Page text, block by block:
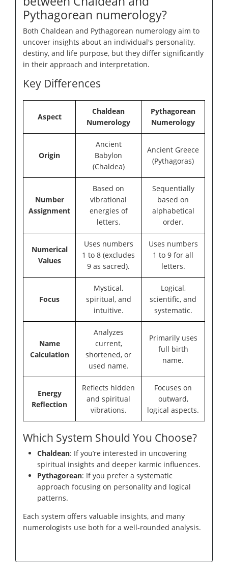
Pythagorean numerology?
Both Chaldean and Pythagorean numerology aim to
uncover insights about an individual's personality,
destiny, and life purpose, but they differ significantly
in their approach and interpretation.
Key Differences
Aspect
Chaldean
Numerology
Pythagorean
Numerology
Origin
Ancient
Babylon
(Chaldea)
Ancient Greece
(Pythagoras)
Number
Assignment
Based on
vibrational
energies of
letters.
Sequentially
based on
alphabetical
order.
Numerical
Values
Uses numbers
1 to 8 (excludes
9 as sacred).
Uses numbers
1 to 9 for all
letters.
Focus
Mystical,
spiritual, and
intuitive.
Logical,
scientific, and
systematic.
Name
Calculation
Analyzes
current,
shortened, or
used name.
Primarily uses
full birth
name.
Energy
Reflection
Reflects hidden
and spiritual
vibrations.
Focuses on
outward,
logical aspects.
Which System Should You Choose?
Chaldean: If you’re interested in uncovering
spiritual insights and deeper karmic influences.
Pythagorean: If you prefer a systematic
approach focusing on personality and logical
patterns.
Each system offers valuable insights, and many
numerologists use both for a well-rounded analysis.